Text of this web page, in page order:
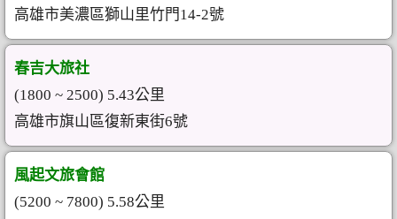
高雄市美濃區獅山里竹門14-2號
春吉大旅社
(1800 ~ 2500) 5.43公里
高雄市旗山區復新東街6號
風起文旅會館
(5200 ~ 7800) 5.58公里